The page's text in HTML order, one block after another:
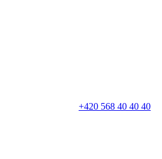
+420 568 40 40 40